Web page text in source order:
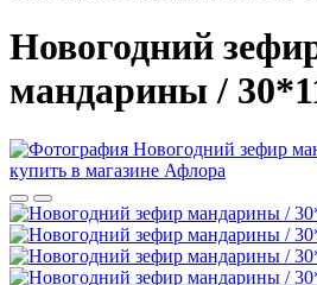
Новогодний
мандарины /